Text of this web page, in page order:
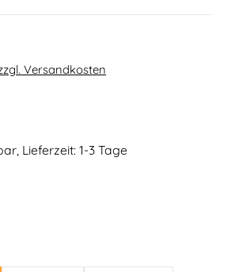
Versandkosten
von 5 von 5 Sternen
Lieferzeit: 1-3 Tage